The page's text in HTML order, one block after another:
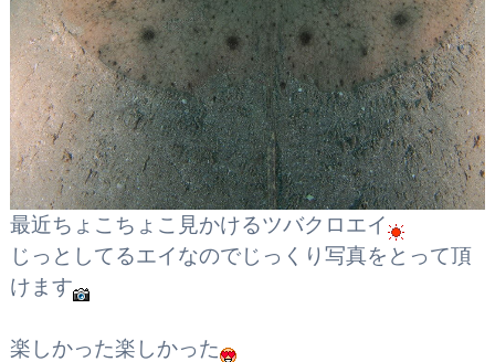
最近ちょこちょこ見かけるツバクロエイ
じっとしてるエイなのでじっくり写真をとって頂
けます
楽しかった楽しかった